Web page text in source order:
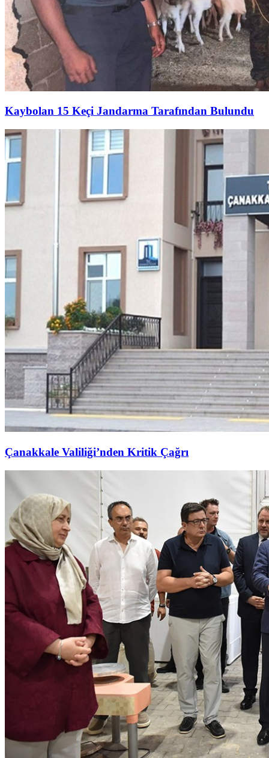
Kaybolan 15 Keçi Jandarma Tarafından Bulundu
Çanakkale Valiliği’nden Kritik Çağrı